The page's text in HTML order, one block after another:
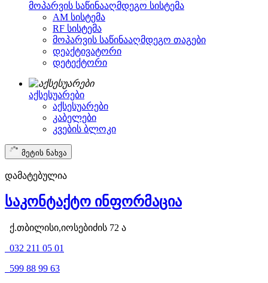
მოპარვის საწინააღმდეგო სისტემა
AM სისტემა
RF სისტემა
მოპარვის საწინააღმდეგო თაგები
დეაქტივატორი
დეტექტორი
აქსესუარები
აქსესუარები
კაბელები
კვების ბლოკი
მეტის ნახვა
დამატებულია
საკონტაქტო ინფორმაცია
ქ.თბილისი,იოსებიძის 72 ა
032 211 05 01
599 88 99 63